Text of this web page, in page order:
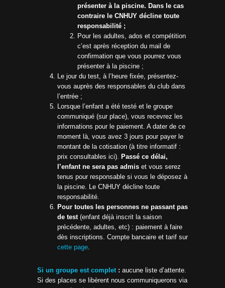
présenter à la piscine. Dans le cas
contraire le CNHUY décline toute
responsabilité ;
Pour les adultes, ados et compétition
c’est après réception du mail de
confirmation que vous pourrez vous
présenter à la piscine ;
Le jour du test, à l’heure fixée, présentez-
vous auprès des responsables du club dans
l’entrée ;
Lorsque l’enfant a été testé et le groupe
communiqué (sur place), vous recevrez les
informations pour le paiement. A dater de ce
moment là, vous avez 3 jours pour payer le
montant de la cotisation (à titre informatif :
prix consultables ici). Passé ce délai,
l’enfant ne sera pas admis et vous serez
tenus pour responsable si vous le déposez à
la piscine. Le CNHUY décline toute
responsabilité.
Pour toutes les personnes ne passant pas
de test(enfant déjà inscrit la saison
précédente, adultes, etc) : paiement à faire
dès inscriptions. Compte bancaire et tarif sur
cette page.
Si un groupe est complet: aucune liste d’attente.
Si des places se libèrent nous communiquerons via